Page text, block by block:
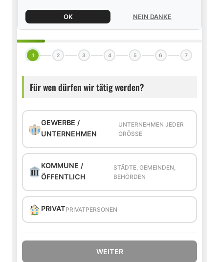
OK NEIN DANKE
1 2 3 4 5 6 7
Für wen dürfen wir tätig werden?
GEWERBE /
UNTERNEHMEN
UNTERNEHMEN JEDER
GRÖSSE
KOMMUNE /
ÖFFENTLICH
STÄDTE, GEMEINDEN,
BEHÖRDEN
PRIVATPRIVATPERSONEN
WEITER